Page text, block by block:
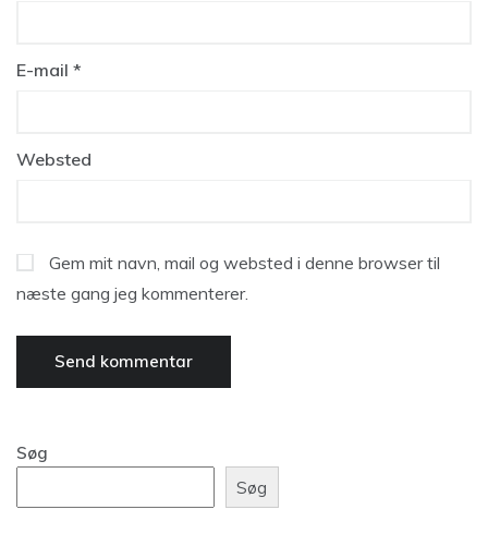
E-mail *
Websted
Gem mit navn, mail og websted i denne browser til
næste gang jeg kommenterer.
Søg
Søg